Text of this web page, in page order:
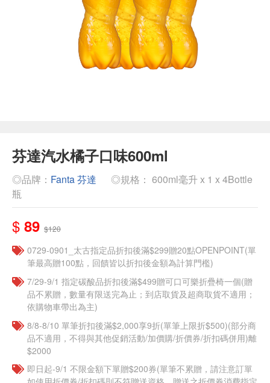
芬達汽水橘子口味600ml
◎品牌： Fanta 芬達
◎規格： 600ml毫升 x 1 x 4Bottle
瓶
$ 89 $120
0729-0901_太古指定品折扣後滿$299贈20點OPENPOINT(單
筆最高贈100點，回饋皆以折扣後金額為計算門檻)
7/29-9/1 指定碳酸品折扣後滿$499贈可口可樂折疊椅一個(贈
品不累贈，數量有限送完為止；到店取貨及超商取貨不適用；
依購物車帶出為主)
8/8-8/10 單筆折扣後滿$2,000享9折(單筆上限折$500)(部分商
品不適用，不得與其他促銷活動/加價購/折價券/折扣碼併用)離
$2000
即日起-9/1 不限金額下單贈$200券(單筆不累贈，請注意訂單